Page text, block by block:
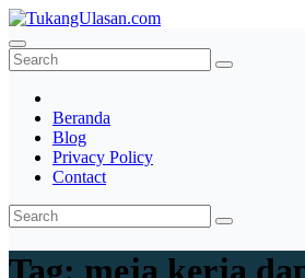
Skip
to
content
TukangUlasan.com
Baca Aja Dulu!
Beranda
Blog
Privacy Policy
Contact